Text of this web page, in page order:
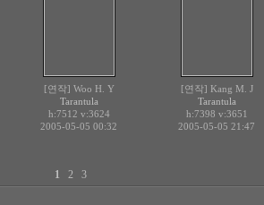
[연작] Woo H. Y
Tarantula
h:7512 v:3624
2005-05-05 00:32
[연작] Kang M. J
Tarantula
h:7398 v:3651
2005-05-05 21:47
1 2
3